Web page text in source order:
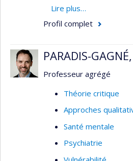
des
Suivi de deuil
Lire plus…
Profil complet
PARADIS-
Professeur agrégé
Théorie critique
Approches
Santé mentale
Psychiatrie